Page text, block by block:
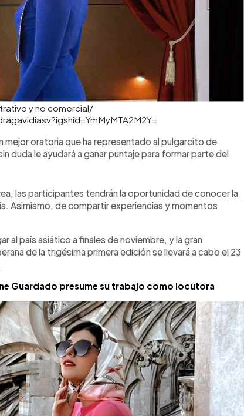
y no comercial/
mejor oratoria que ha representado al pulgarcito de
duda le ayudará a ganar puntaje para formar parte del
las participantes tendrán la oportunidad de conocer la
Asimismo, de compartir experiencias y momentos
al país asiático a finales de noviembre, y la gran
de la trigésima primera edición se llevará a cabo el 23
Guardado presume su trabajo como locutora